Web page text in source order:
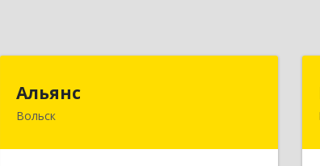
Альянс
Вольск412900, Саратовская обл, Вольск г,